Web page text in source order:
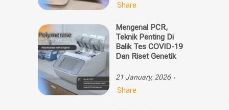
Share
Mengenal PCR,
Teknik Penting Di
Balik Tes COVID-19
Dan Riset Genetik
21 January, 2026
Share